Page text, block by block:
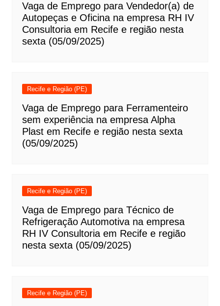
Vaga de Emprego para Vendedor(a) de
Autopeças e Oficina na empresa RH IV
Consultoria em Recife e região nesta
sexta (05/09/2025)
Recife e Região (PE)
Vaga de Emprego para Ferramenteiro
sem experiência na empresa Alpha
Plast em Recife e região nesta sexta
(05/09/2025)
Recife e Região (PE)
Vaga de Emprego para Técnico de
Refrigeração Automotiva na empresa
RH IV Consultoria em Recife e região
nesta sexta (05/09/2025)
Recife e Região (PE)